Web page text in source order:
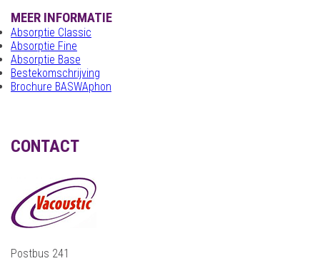
MEER INFORMATIE
Absorptie Classic
Absorptie Fine
Absorptie Base
Bestekomschrijving
Brochure BASWAphon
CONTACT
Postbus 241